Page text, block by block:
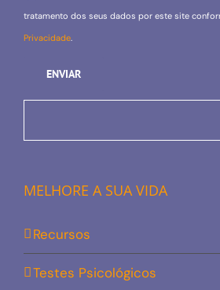
tratamento dos seus dados por este site
Privacidade
MELHORE A SUA VIDA
Recursos
Testes Psicológicos